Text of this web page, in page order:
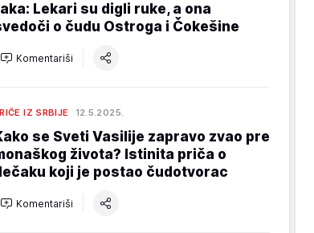
Lekari su digli ruke, a ona
o čudu Ostroga i Čokešine
Komentariši
IZ SRBIJE 12.5.2025.
se Sveti Vasilije zapravo zvao pre
života? Istinita priča o
koji je postao čudotvorac
Komentariši